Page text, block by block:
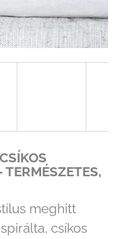
meghitt
csíkos